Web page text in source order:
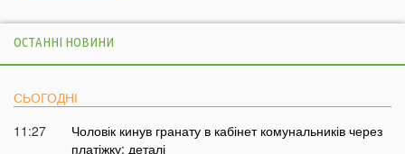
ОСТАННІ НОВИНИ
СЬОГОДНІ
11:27
Чоловік кинув гранату в кабінет комунальників через
платіжку: деталі